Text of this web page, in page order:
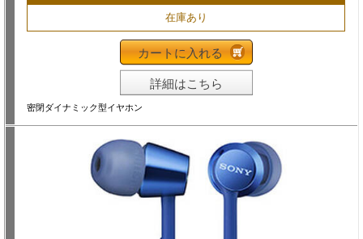
在庫あり
カートに入れる
詳細はこちら
密閉ダイナミック型イヤホン